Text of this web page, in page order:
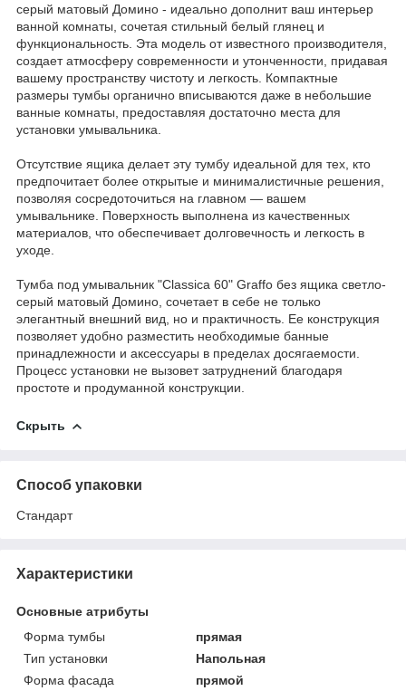
серый матовый Домино - идеально дополнит ваш интерьер
ванной комнаты, сочетая стильный белый глянец и
функциональность. Эта модель от известного производителя,
создает атмосферу современности и утонченности, придавая
вашему пространству чистоту и легкость. Компактные
размеры тумбы органично вписываются даже в небольшие
ванные комнаты, предоставляя достаточно места для
установки умывальника.
Отсутствие ящика делает эту тумбу идеальной для тех, кто
предпочитает более открытые и минималистичные решения,
позволяя сосредоточиться на главном — вашем
умывальнике. Поверхность выполнена из качественных
материалов, что обеспечивает долговечность и легкость в
уходе.
Тумба под умывальник "Classica 60" Graffo без ящика светло-
серый матовый Домино, сочетает в себе не только
элегантный внешний вид, но и практичность. Ее конструкция
позволяет удобно разместить необходимые банные
принадлежности и аксессуары в пределах досягаемости.
Процесс установки не вызовет затруднений благодаря
простоте и продуманной конструкции.
Скрыть
Способ упаковки
Стандарт
Характеристики
Основные атрибуты
Форма тумбы
прямая
Тип установки
Напольная
Форма фасада
прямой